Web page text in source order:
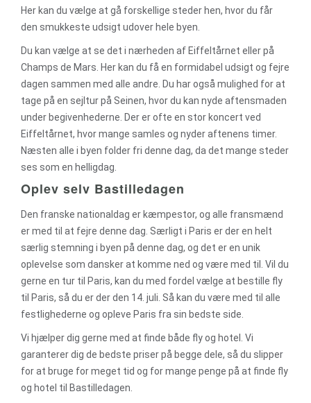
Her kan du vælge at gå forskellige steder hen, hvor du får
den smukkeste udsigt udover hele byen.
Du kan vælge at se det i nærheden af Eiffeltårnet eller på
Champs de Mars. Her kan du få en formidabel udsigt og fejre
dagen sammen med alle andre. Du har også mulighed for at
tage på en sejltur på Seinen, hvor du kan nyde aftensmaden
under begivenhederne. Der er ofte en stor koncert ved
Eiffeltårnet, hvor mange samles og nyder aftenens timer.
Næsten alle i byen folder fri denne dag, da det mange steder
ses som en helligdag.
Oplev selv Bastilledagen
Den franske nationaldag er kæmpestor, og alle fransmænd
er med til at fejre denne dag. Særligt i Paris er der en helt
særlig stemning i byen på denne dag, og det er en unik
oplevelse som dansker at komme ned og være med til. Vil du
gerne en tur til Paris, kan du med fordel vælge at bestille fly
til Paris, så du er der den 14. juli. Så kan du være med til alle
festlighederne og opleve Paris fra sin bedste side.
Vi hjælper dig gerne med at finde både fly og hotel. Vi
garanterer dig de bedste priser på begge dele, så du slipper
for at bruge for meget tid og for mange penge på at finde fly
og hotel til Bastilledagen.